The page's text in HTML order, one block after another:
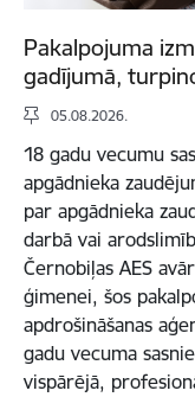
Pakalpojuma
gadījumā,
05.08.2026.
18 gadu vecumu
apgādnieka
par apgādnieka
darbā vai
Černobiļas AES
ģimenei, šos
apdrošināšanas
gadu vecuma
vispārējā,